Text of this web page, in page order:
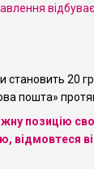
становить 20
пошта»
позицію
відмовтеся